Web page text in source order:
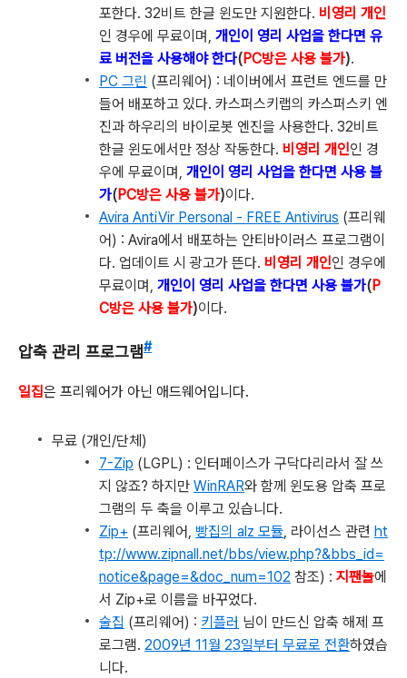
포한다. 32비트 한글 윈도만 지원한다. 비영리 개인
인 경우에 무료이며, 개인이 영리 사업을 한다면 유
료 버전을 사용해야 한다(PC방은 사용 불가).
PC 그린 (프리웨어) : 네이버에서 프런트 엔드를 만
들어 배포하고 있다. 카스퍼스키랩의 카스퍼스키 엔
진과 하우리의 바이로봇 엔진을 사용한다. 32비트
한글 윈도에서만 정상 작동한다. 비영리 개인인 경
우에 무료이며, 개인이 영리 사업을 한다면 사용 불
가(PC방은 사용 불가)이다.
Avira AntiVir Personal - FREE Antivirus (프리웨
어) : Avira에서 배포하는 안티바이러스 프로그램이
다. 업데이트 시 광고가 뜬다. 비영리 개인인 경우에
무료이며, 개인이 영리 사업을 한다면 사용 불가(P
C방은 사용 불가)이다.
압축 관리 프로그램#
일집은 프리웨어가 아닌 애드웨어입니다.
무료 (개인/단체)
7-Zip (LGPL) : 인터페이스가 구닥다리라서 잘 쓰
지 않죠? 하지만 WinRAR와 함께 윈도용 압축 프로
그램의 두 축을 이루고 있습니다.
Zip+ (프리웨어, 빵집의 alz 모듈, 라이선스 관련 ht
tp://www.zipnall.net/bbs/view.php?&bbs_id=
notice&page=&doc_num=102 참조) : 지팬놀에
서 Zip+로 이름을 바꾸었다.
술집 (프리웨어) : 키플러 님이 만드신 압축 해제 프
로그램. 2009년 11월 23일부터 무료로 전환하였습
니다.